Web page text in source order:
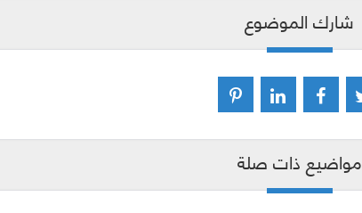
شارك الموضوع
مواضيع ذات صلة